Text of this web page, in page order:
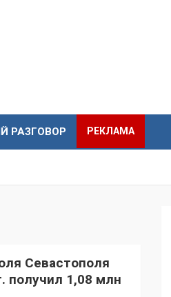
РАЗГОВОР РЕКЛАМА
Севастополя
получил 1,08 млн